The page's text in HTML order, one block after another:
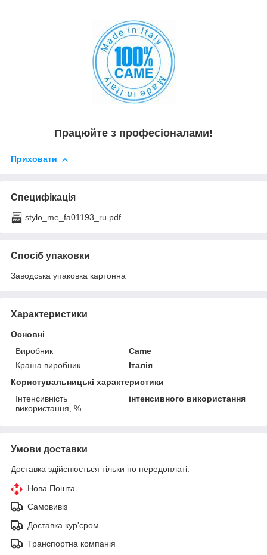
Працюйте з професіоналами!
Приховати
Специфікація
stylo_me_fa01193_ru.pdf
Спосіб упаковки
Заводська упаковка картонна
Характеристики
Основні
Виробник
Came
Країна виробник
Італія
Користувальницькі характеристики
Інтенсивність
використання, %
інтенсивного використання
Умови доставки
Доставка здійснюється тільки по передоплаті.
Нова Пошта
Самовивіз
Доставка кур'єром
Транспортна компанія